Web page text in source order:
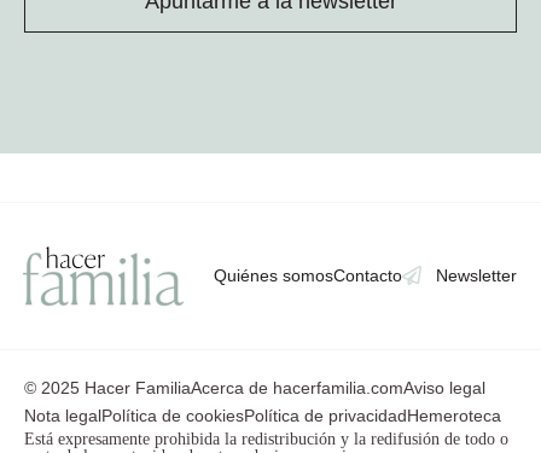
Quiénes somosContacto Newsletter
© 2025 Hacer FamiliaAcerca de hacerfamilia.comAviso legal
Nota legalPolítica de cookiesPolítica de privacidadHemeroteca
Está expresamente prohibida la redistribución y la redifusión de todo o